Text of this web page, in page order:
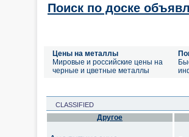
Поиск по доске
Цены на металлы
Мировые и российские цены на
черные и цветные металлы
CLASSIFIED
Другое